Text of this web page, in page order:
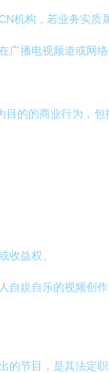
机构，若业务实质
广播电视频道或网
的的商业行为，包
收益权。
娱自乐的视频创
的节目，是其法定